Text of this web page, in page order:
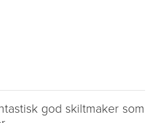
god skiltmaker som